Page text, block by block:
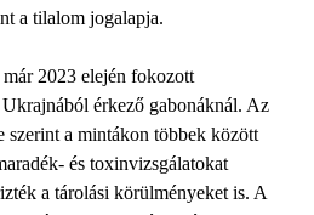
a tilalom jogalapja.
2023 elején fokozott
érkező gabonáknál. Az
szerint a mintákon többek között
és toxinvizsgálatokat
a tárolási körülményeket is. A